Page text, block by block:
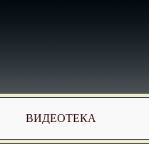
ВИДЕОТЕКА